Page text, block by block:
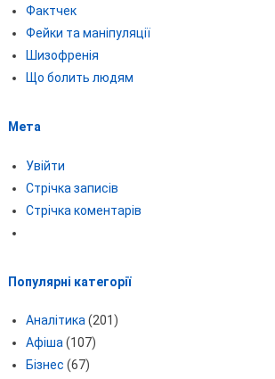
Фактчек
Фейки та маніпуляції
Шизофренія
Що болить людям
Мета
Увійти
Стрічка записів
Стрічка коментарів
Популярні категорії
Аналітика(201)
Афіша(107)
Бізнес (67)